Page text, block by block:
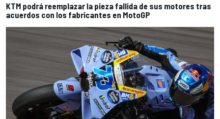
KTM podrá reemplazar la pieza fallida de sus motores tras
acuerdos con los fabricantes en MotoGP